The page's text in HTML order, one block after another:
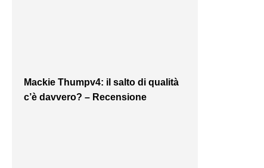
Mackie Thumpv4: il salto di qualità
c’è davvero? – Recensione